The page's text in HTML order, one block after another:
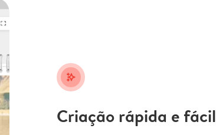
stars_plus
Criação rápida e fácil